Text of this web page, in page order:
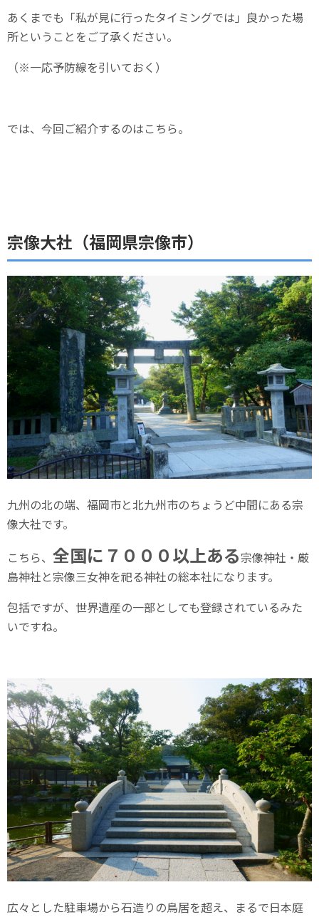
あくまでも「私が見に行ったタイミングでは」良かった場
所ということをご了承ください。
（※一応予防線を引いておく）
では、今回ご紹介するのはこちら。
宗像大社（福岡県宗像市）
九州の北の端、福岡市と北九州市のちょうど中間にある宗
像大社です。
こちら、 全国に７０００以上ある宗像神社・厳
島神社と宗像三女神を祀る神社の総本社になります。
包括ですが、世界遺産の一部としても登録されているみた
いですね。
広々とした駐車場から石造りの鳥居を超え、まるで日本庭